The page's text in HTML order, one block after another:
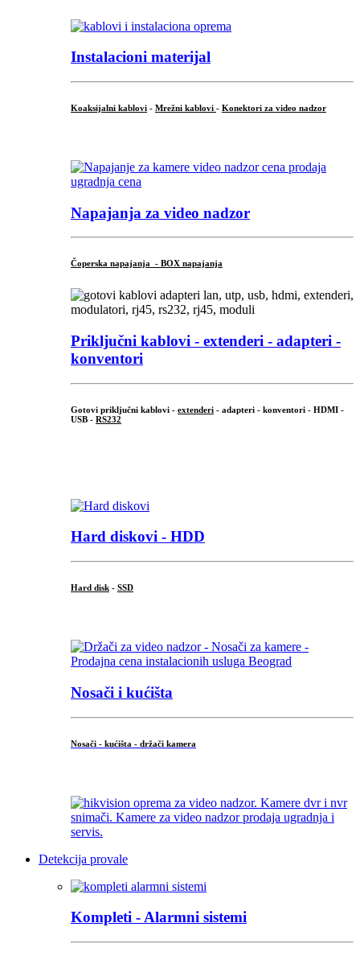
Instalacioni materijal
Koaksijalni kablovi - Mrežni kablovi - Konektori za video nadzor
Napajanja za video nadzor
Čoperska napajanja - BOX napajanja
Priključni kablovi - extenderi - adapteri -
konventori
Gotovi priključni kablovi - extenderi - adapteri - konventori - HDMI -
USB - RS232
Hard diskovi - HDD
Hard disk - SSD
Nosači i kućišta
Nosači - kućišta - držači kamera
Detekcija provale
Kompleti - Alarmni sistemi